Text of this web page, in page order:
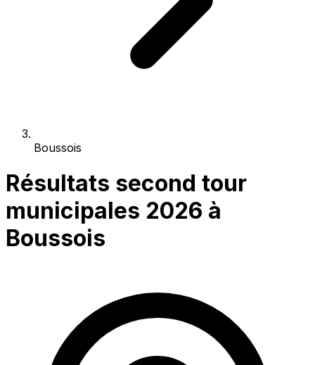
Boussois
Résultats second tour
municipales 2026 à
Boussois